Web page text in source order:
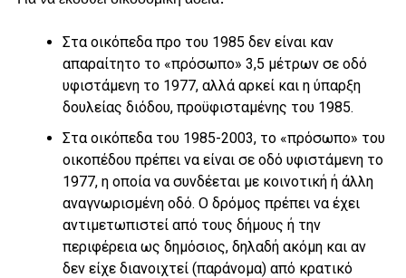
Στα οικόπεδα προ του 1985 δεν είναι καν
απαραίτητο το «πρόσωπο» 3,5 μέτρων σε οδό
υφιστάμενη το 1977, αλλά αρκεί και η ύπαρξη
δουλείας διόδου, προϋφισταμένης του 1985.
Στα οικόπεδα του 1985-2003, το «πρόσωπο» του
οικοπέδου πρέπει να είναι σε οδό υφιστάμενη το
1977, η οποία να συνδέεται με κοινοτική ή άλλη
αναγνωρισμένη οδό. Ο δρόμος πρέπει να έχει
αντιμετωπιστεί από τους δήμους ή την
περιφέρεια ως δημόσιος, δηλαδή ακόμη και αν
δεν είχε διανοιχτεί (παράνομα) από κρατικό